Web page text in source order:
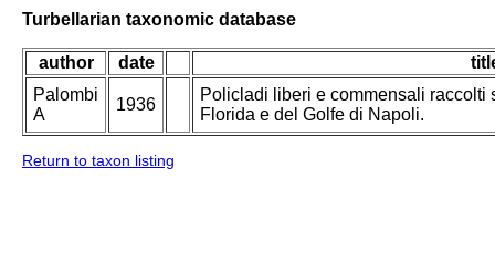
Turbellarian taxonomic database
author date
Palombi
A
1936
Policladi liberi e commensali raccolti
Florida e del Golfe di Napoli.
Return to taxon listing